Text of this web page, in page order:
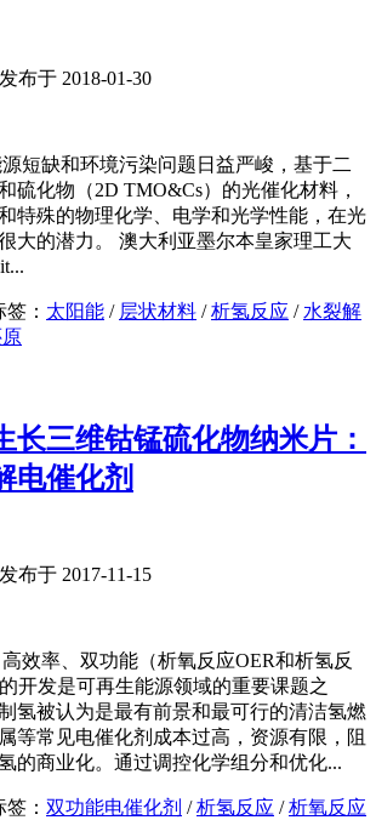
布于 2018-01-30
短缺和环境污染问题日益严峻，基于二
硫化物（2D TMO&Cs）的光催化材料，
特殊的物理化学、电学和光学性能，在光
大的潜力。 澳大利亚墨尔本皇家理工大
签： 太阳能 / 层状材料 /析氢反应 / 水裂解
长三维钴锰硫化物纳米片：
电催化剂
布于 2017-11-15
效率、双功能（析氧反应OER和析氢反
开发是可再生能源领域的重要课题之
氢被认为是最有前景和最可行的清洁氢燃
等常见电催化剂成本过高，资源有限，阻
的商业化。通过调控化学组分和优化...
签： 双功能电催化剂 /析氢反应 /析氧反应